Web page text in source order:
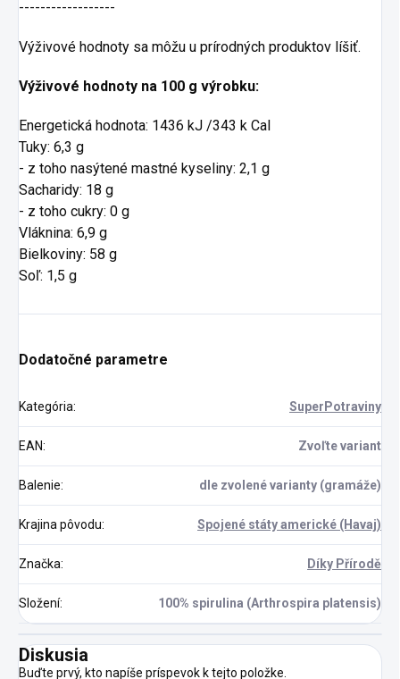
------------------
Výživové hodnoty sa môžu u prírodných produktov líšiť.
Výživové hodnoty na 100 g výrobku:
Energetická hodnota: 1436 kJ /343 k Cal
Tuky: 6,3 g
- z toho nasýtené mastné kyseliny: 2,1 g
Sacharidy: 18 g
- z toho cukry: 0 g
Vláknina: 6,9 g
Bielkoviny: 58 g
Soľ: 1,5 g
Dodatočné parametre
Kategória: SuperPotraviny
EAN: Zvoľte variant
Balenie: dle zvolené varianty (gramáže)
Krajina pôvodu: Spojené státy americké (Havaj)
Značka: Díky Přírodě
Složení: 100% spirulina (Arthrospira platensis)
Diskusia
Buďte prvý, kto napíše príspevok k tejto položke.